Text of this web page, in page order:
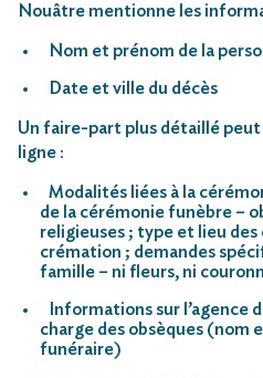
Nouâtre mentionne les
Nom et prénom de la
Date et ville du décès
Un faire-part plus détaillé
ligne :
Modalités liées à la
de la cérémonie funèbre –
religieuses ; type et lieu
crémation ; demandes
famille – ni fleurs, ni
Informations sur l’agence
charge des obsèques (nom
funéraire)